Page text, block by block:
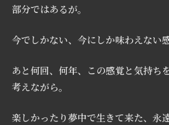
部分ではあるが。
今でしかない、今にしか味わえない
あと何回、何年、この感覚と気持ち
考えながら。
楽しかったり夢中で生きて来た、永